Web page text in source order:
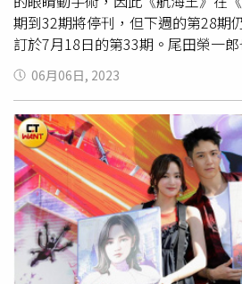
期到32期將停刊，但下週的第28期
訂於7月18日的第33期。尾田榮一
抱歉，我要休息4個禮拜！為了不
自己的狀況，我最近經常看見雙胞
散光問題，看東西都是重疊的，這
我從去年開始就和總編輯商量，他說
吧！』」，他也喊話「請給我點時
光！」，他也在聲明上畫出佛朗基
一旁的魯夫、喬巴則超興奮。
06月06日, 2023